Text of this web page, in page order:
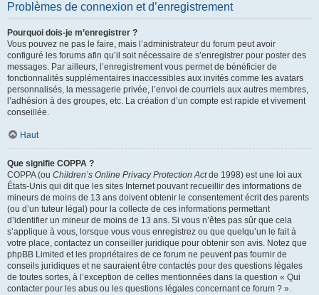
Problèmes de connexion et d’enregistrement
Pourquoi dois-je m’enregistrer ?
Vous pouvez ne pas le faire, mais l’administrateur du forum peut avoir
configuré les forums afin qu’il soit nécessaire de s’enregistrer pour poster des
messages. Par ailleurs, l’enregistrement vous permet de bénéficier de
fonctionnalités supplémentaires inaccessibles aux invités comme les avatars
personnalisés, la messagerie privée, l’envoi de courriels aux autres membres,
l’adhésion à des groupes, etc. La création d’un compte est rapide et vivement
conseillée.
Haut
Que signifie COPPA ?
COPPA (ou Children’s Online Privacy Protection Actde 1998) est une loi aux
États-Unis qui dit que les sites Internet pouvant recueillir des informations de
mineurs de moins de 13 ans doivent obtenir le consentement écrit des parents
(ou d’un tuteur légal) pour la collecte de ces informations permettant
d’identifier un mineur de moins de 13 ans. Si vous n’êtes pas sûr que cela
s’applique à vous, lorsque vous vous enregistrez ou que quelqu’un le fait à
votre place, contactez un conseiller juridique pour obtenir son avis. Notez que
phpBB Limited et les propriétaires de ce forum ne peuvent pas fournir de
conseils juridiques et ne sauraient être contactés pour des questions légales
de toutes sortes, à l’exception de celles mentionnées dans la question « Qui
contacter pour les abus ou les questions légales concernant ce forum ? ».